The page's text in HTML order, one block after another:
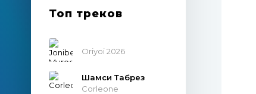
Топ треков
Oriyoi 2026
Шамси Табрез
Corleone